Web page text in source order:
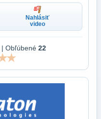
Nahlásiť
video
| Obľúbené 22